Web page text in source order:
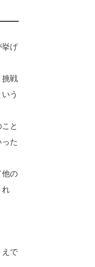
挙げ
挑戦
う
と
た
他の
れ
えで